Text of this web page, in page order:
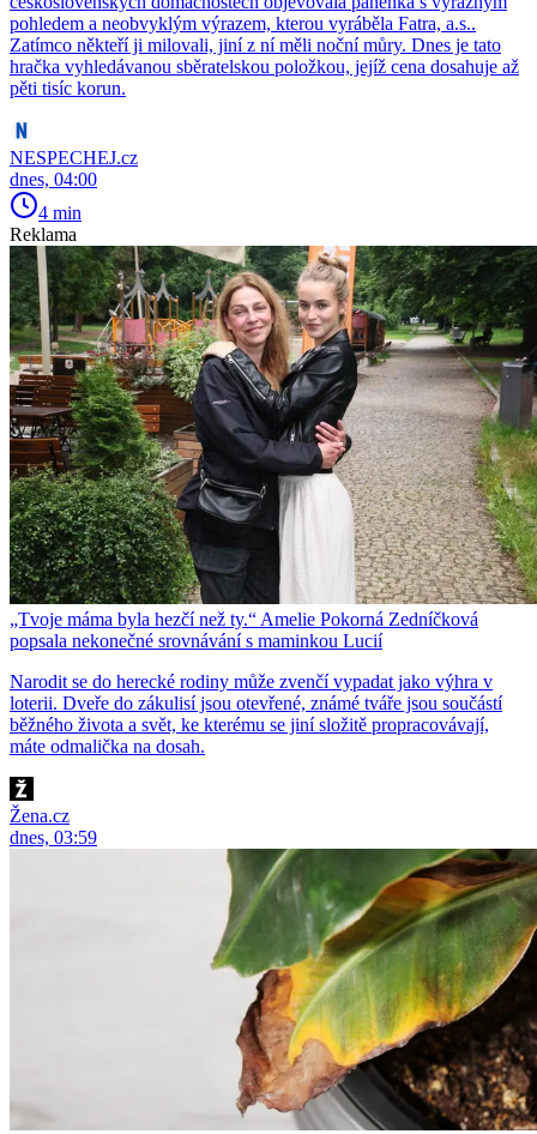
pohledem a neobvyklým výrazem, kterou vyráběla Fatra, a.s..
Zatímco někteří ji milovali, jiní z ní měli noční můry. Dnes je tato
hračka vyhledávanou sběratelskou položkou, jejíž cena dosahuje až
pěti tisíc korun.
NESPECHEJ.cz
dnes, 04:00
4 min
Reklama
„Tvoje máma byla hezčí než ty.“ Amelie Pokorná Zedníčková
popsala nekonečné srovnávání s maminkou Lucií
Narodit se do herecké rodiny může zvenčí vypadat jako výhra v
loterii. Dveře do zákulisí jsou otevřené, známé tváře jsou součástí
běžného života a svět, ke kterému se jiní složitě propracovávají,
máte odmalička na dosah.
Žena.cz
dnes, 03:59